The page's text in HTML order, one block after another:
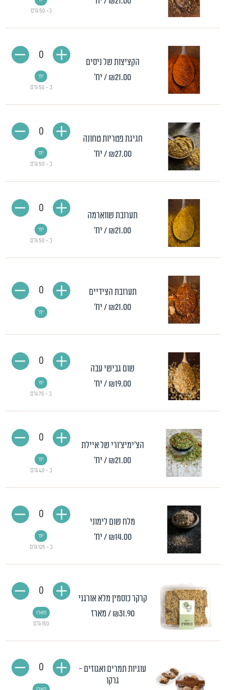
כ- 50 גרם
הקציצות של ניסים
₪21.00/ יח'
כ - 50 גרם
יח'
0
חגיגת פטריות טחונה
₪27.00 / יח'
כ - 50 גרם
יח'
0
תערובת שווארמה
₪21.00/ יח'
כ - 50 גרם
יח'
0
תערובת הצידיים
₪21.00/ יח' יח'
0
שום גבישי עבה
₪19.00/ יח'
כ - 75 גרם
יח'
0
הצ'ימיצ'ורי של איילת
₪21.00/ יח'
כ - 40 גרם
יח'
0
מלח שום לימוני
₪14.00 / יח'
כ - 125 גרם
יח'
0
קרקר כוסמין מלא אורגני
₪31.90 / מארז
150 גרם
מארז
0
עוגיות תמרים ואגוזים -
גרקו
0